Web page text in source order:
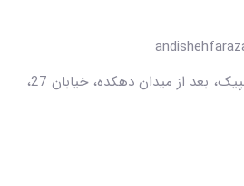
تهران، بلوار دهکده المپیک، بعد از میدان دهکده، خیابان 27،